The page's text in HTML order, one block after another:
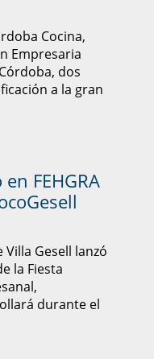
Cocina,
Empresaria
dos
a la gran
FEHGRA
Gesell lanzó
la Fiesta
durante el